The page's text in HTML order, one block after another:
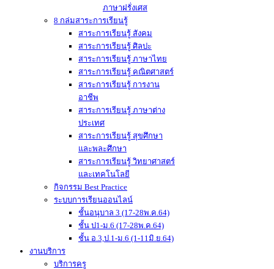
ภาษาฝรั่งเศส
8 กล่มสาระการเรียนรู้
สาระการเรียนรู้ สังคม
สาระการเรียนรู้ ศิลปะ
สาระการเรียนรู้ ภาษาไทย
สาระการเรียนรู้ คณิตศาสตร์
สาระการเรียนรู้ การงาน
อาชีพ
สาระการเรียนรู้ ภาษาต่าง
ประเทศ
สาระการเรียนรู้ สุขศึกษา
และพละศึกษา
สาระการเรียนรู้ วิทยาศาสตร์
และเทคโนโลยี
กิจกรรม Best Practice
ระบบการเรียนออนไลน์
ชั้นอนุบาล 3 (17-28พ.ค.64)
ชั้น ป1-ม.6 (17-28พ.ค.64)
ชั้น อ.3,ป.1-ม.6 (1-11มิ.ย.64)
งานบริการ
บริการครู